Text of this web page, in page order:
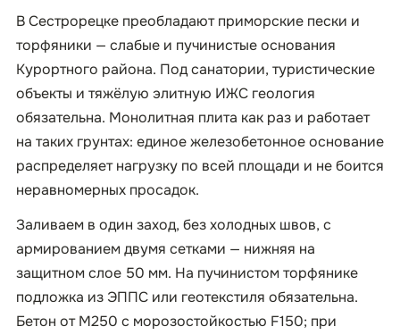
В Сестрорецке преобладают приморские пески и
торфяники — слабые и пучинистые основания
Курортного района. Под санатории, туристические
объекты и тяжёлую элитную ИЖС геология
обязательна. Монолитная плита как раз и работает
на таких грунтах: единое железобетонное основание
распределяет нагрузку по всей площади и не боится
неравномерных просадок.
Заливаем в один заход, без холодных швов, с
армированием двумя сетками — нижняя на
защитном слое 50 мм. На пучинистом торфянике
подложка из ЭППС или геотекстиля обязательна.
Бетон от М250 с морозостойкостью F150; при